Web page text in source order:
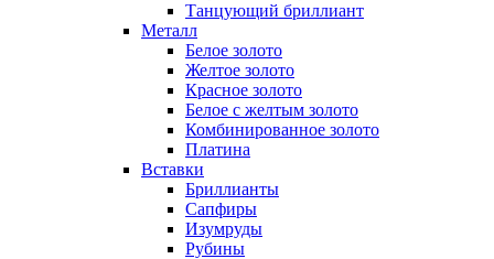
Танцующий бриллиант
Металл
Белое золото
Желтое золото
Красное золото
Белое с желтым золото
Комбинированное золото
Платина
Вставки
Бриллианты
Сапфиры
Изумруды
Рубины